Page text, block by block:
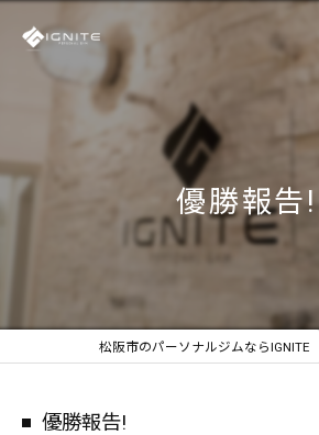
優勝報告!
松阪市のパーソナルジムならIGNITE
優勝報告!